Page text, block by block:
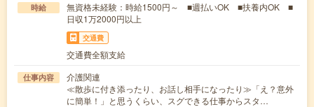
時給
無資格未経験：時給1500円～ ■週払いOK ■扶養内OK ■
日収1万2000円以上
交通費
交通費全額支給
仕事内容
介護関連
≪散歩に付き添ったり、お話し相手になったり≫「え？意外
に簡単！」と思うくらい、スグできる仕事からスタ…